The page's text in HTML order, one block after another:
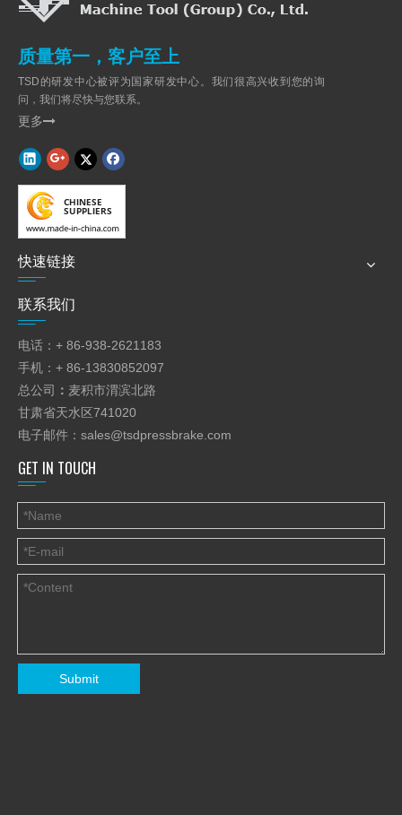
特征：
-具有HRC45硬度的实心上辊和下辊
-动力上卷和下卷
质量第一，客户至上
TSD的研发中心被评为国家研发中心。我们很高兴收到您的询
问，我们将尽快与您联系。
更多
快速链接
联系我们
电话：+ 86-938-2621183
手机：+ 86-13830852097
总公司 ： 麦积市渭滨北路
甘肃省天水区741020
电子邮件： sales@tsdpressbrake.com
GET IN TOUCH
Submit